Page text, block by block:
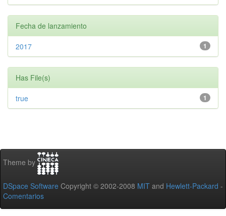
Fecha de lanzamiento
1
2017
Has File(s)
1
true
Theme by
DSpace Software Copyright © 2002-2008 MIT and Hewlett-Packard -
Comentarios